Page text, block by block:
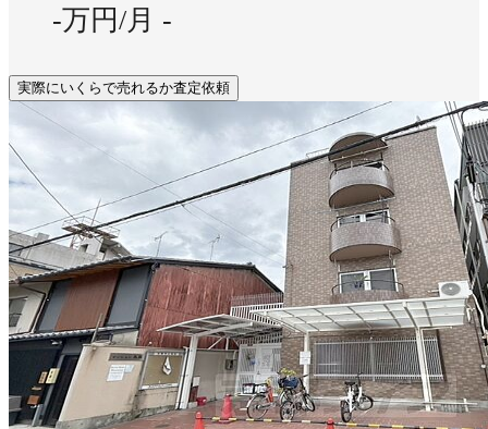
-万円/月 -
実際にいくらで売れるか査定依頼